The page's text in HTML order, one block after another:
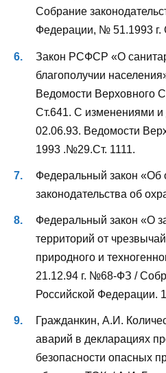
Собрание
Федерации, № 51.1993 г.
Закон РСФСР «О
благополучии
Ведомости Верховного
Ст.641. С изменениями
02.06.93. Ведомости
1993 .№29.Ст. 1111.
Федеральный закон «Об
законодательства об
Федеральный закон «О
территорий от
природного и
21.12.94 г. №68-ФЗ /
Российской Федерации.
Гражданкин, А.И.
аварий в декларациях
безопасности опасных